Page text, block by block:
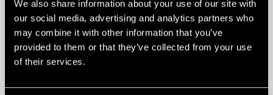
We also share information about your use of our site with
our social media, advertising and analytics partners who
may combine it with other information that you’ve
provided to them or that they’ve collected from your use
of their services.